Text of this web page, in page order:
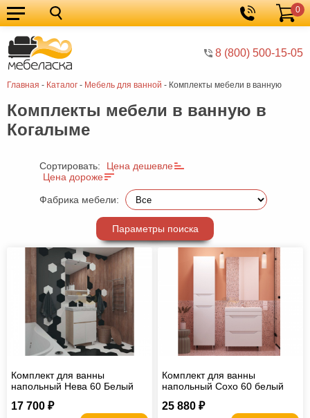
8 (800) 500-15-05
Корзина
0
Главная - Каталог - Мебель для ванной - Комплекты мебели в ванную
Кухонные
гарнитуры
Мебель
для
кухни
Мебель
для
спальни
Кровати
Шкафы
Диваны
прихожей
Офисная
компьютер
для
ванной
Мебель
трансформер
Матрасы
Комплекты мебели в ванную в
Когалыме
Сортировать:
Цена дешевле
Цена дороже
Фабрика мебели:
Параметры поиска
Комплект для ванны
напольный Нева 60 Белый
17 700 ₽
Комплект для ванны
напольный Сохо 60 белый
25 880 ₽